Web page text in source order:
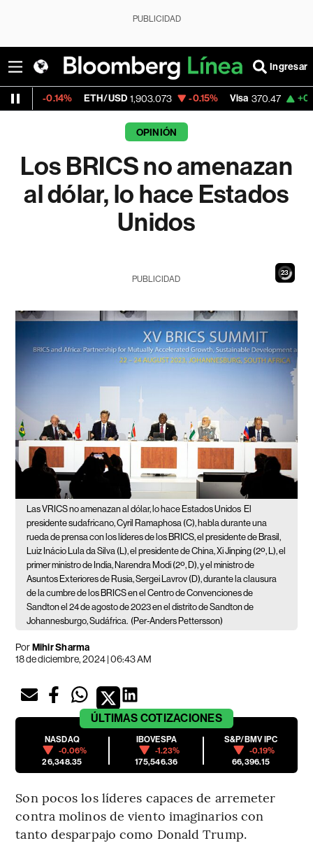
PUBLICIDAD
Ingresar
ETH/USD 1,903.073 -0.15% Visa 370.47 +0.52%
OPINIÓN
Los BRICS no amenazan
al dólar, lo hace Estados
Unidos
21
PUBLICIDAD
Las VRICS no amenazan al dólar, lo hace Estados Unidos El
presidente sudafricano, Cyril Ramaphosa (C), habla durante una
rueda de prensa con los líderes de los BRICS, el presidente de Brasil,
Luiz Inácio Lula da Silva (L), el presidente de China, Xi Jinping (2º, L), el
primer ministro de India, Narendra Modi (2º, D), y el ministro de
Asuntos Exteriores de Rusia, Sergei Lavrov (D), durante la clausura
de la cumbre de los BRICS en el Centro de Convenciones de
Sandton el 24 de agosto de 2023 en el distrito de Sandton de
Johannesburgo, Sudáfrica. (Per-Anders Pettersson)
PorMihir Sharma
18 de diciembre, 2024 | 06:43 AM
ÚLTIMAS COTIZACIONES
NASDAQ
-0.06%
26,348.35
IBOVESPA
-1.23%
175,546.36
S&P/BMV IPC
-0.19%
66,396.15
Son pocos los líderes capaces de arremeter
contra molinos de viento imaginarios con
tanto desparpajo como Donald Trump.